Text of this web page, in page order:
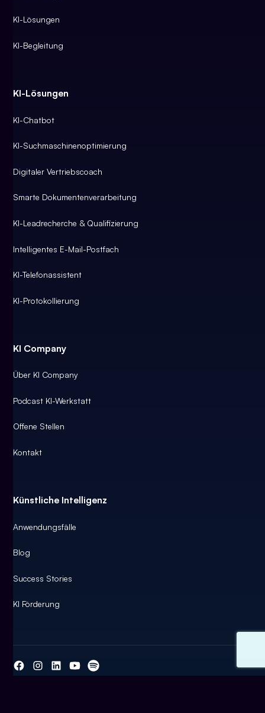
KI-Lösungen
KI-Begleitung
KI-Lösungen
KI-Chatbot
KI-Suchmaschinenoptimierung
Digitaler Vertriebscoach
Smarte Dokumentenverarbeitung
KI-Leadrecherche & Qualifizierung
Intelligentes E-Mail-Postfach
KI-Telefonassistent
KI-Protokollierung
KI Company
Über KI Company
Podcast KI-Werkstatt
Offene Stellen
Kontakt
Künstliche Intelligenz
Anwendungsfälle
Blog
Success Stories
KI Förderung